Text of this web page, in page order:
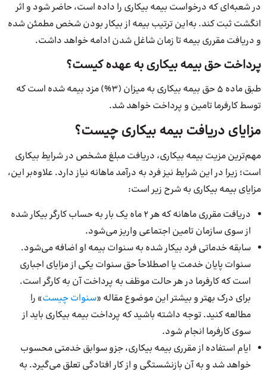
در شعبه‌ای که درخواست بیمه بیکاری را داده است، حاضر شود و اثر
انگشت ثبت کند. به‌این ترتیب بیمه از بیکار بودن شخص مطمئن شده
و دریافت مقرری بیمه تا زمان شاغل شدن ادامه خواهد داشت.
پرداخت حق بیمه بیکاری به عهده کیست؟
طبق ماده 5 حق بیمه بیکاری به میزان (3%) مزد بیمه شده است که
توسط کارفرما تامین و پرداخت خواهد شد.
مزایای دریافت بیمه بیکاری چیست؟
مهم‌ترین مزیت بیمه بیکاری، دریافت مبلغ مشخص در شرایط بیکاری
است؛ زیرا در این شرایط نیز فرد به درآمد ماهانه نیاز دارد. علاوه‌بر این،‌
مزایای بیمه بیکاری به شرح زیر است:
دریافت مقرری ماهانه که هر ۲ ماه یک بار به حساب کارگر بیکار شده
از سوی سازمان تامین اجتماعی واریز می‌شود.
سابقه خدماتی فرد بیکار شده به سنوات بیمه او اضافه می‌شود.
سنوات پایان خدمت یا اصطلاحاً حق سنوات یکی از مزایای اجباری
است که کارفرما در هر حالت موظف به پرداخت آن به کارگر است.
برای درک بهتر و بیشتر این موضوع مقاله «سنوات چیست» را
مطالعه کنید. توجه داشته باشید که پرداخت بیمه بیکاری باید از
سوی کارفرما انجام شود.
ایام استفاده از مقرری بیمه بیکاری، جزو سوابق خدمتی محسوب
خواهد شد و به آن بازنشستگی و از کار افتادگی تعلق می‌گیرد. به